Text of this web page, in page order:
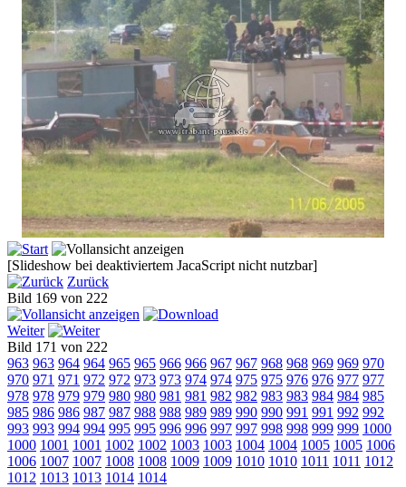
[Slideshow bei deaktiviertem JacaScript nicht nutzbar]
Zurück
Bild 169 von 222
Weiter
Bild 171 von 222
963 963 964 964 965 965 966 966 967 967 968 968 969 969 970
970 971 971 972 972 973 973 974 974 975 975 976 976 977 977
978 978 979 979 980 980 981 981 982 982 983 983 984 984 985
985 986 986 987 987 988 988 989 989 990 990 991 991 992 992
993 993 994 994 995 995 996 996 997 997 998 998 999 999 1000
1000 1001 1001 1002 1002 1003 1003 1004 1004 1005 1005 1006
1006 1007 1007 1008 1008 1009 1009 1010 1010 1011 1011 1012
1012 1013 1013 1014 1014